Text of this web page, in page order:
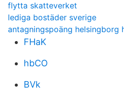
flytta skatteverket
lediga bostäder sverige
antagningspoäng helsingborg
FHaK
hbCO
BVk